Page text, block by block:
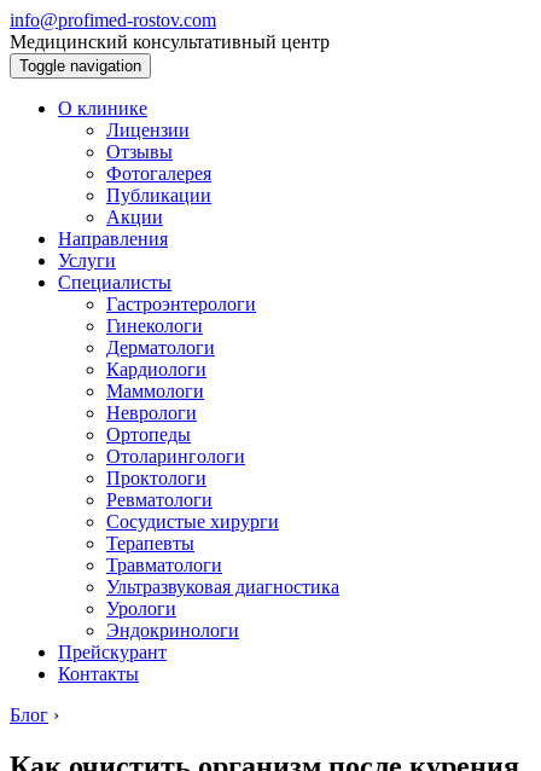
info@profimed-rostov.com
Медицинский консультативный центр
Toggle navigation
О клинике
Лицензии
Отзывы
Фотогалерея
Публикации
Акции
Направления
Услуги
Специалисты
Гастроэнтерологи
Гинекологи
Дерматологи
Кардиологи
Маммологи
Неврологи
Ортопеды
Отоларингологи
Проктологи
Ревматологи
Сосудистые хирурги
Терапевты
Травматологи
Ультразвуковая диагностика
Урологи
Эндокринологи
Прейскурант
Контакты
Блог ›